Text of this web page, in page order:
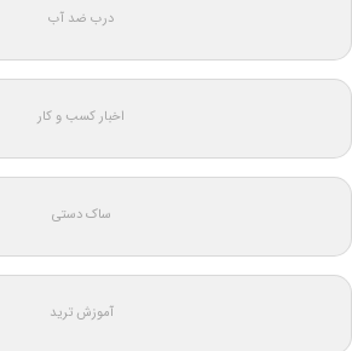
درب ضد آب
اخبار کسب و کار
ساک دستی
آموزش ترید